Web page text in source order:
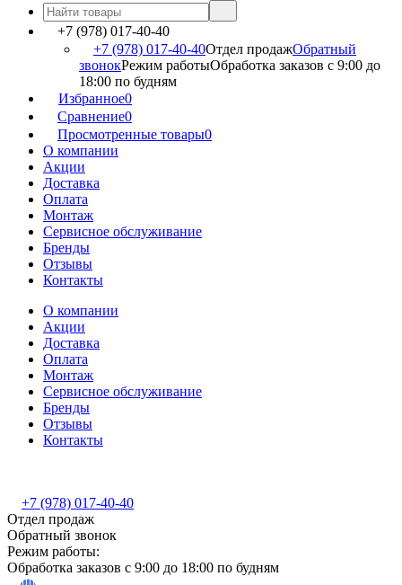
+7 (978) 017-40-40
+7 (978) 017-40-40Отдел продажОбратный
звонокРежим работыОбработка заказов с 9:00 до
18:00 по будням
Избранное0
Сравнение0
Просмотренные товары0
О компании
Акции
Доставка
Оплата
Монтаж
Сервисное обслуживание
Бренды
Отзывы
Контакты
О компании
Акции
Доставка
Оплата
Монтаж
Сервисное обслуживание
Бренды
Отзывы
Контакты
+7 (978) 017-40-40
Отдел продаж
Обратный звонок
Режим работы:
Обработка заказов с 9:00 до 18:00 по будням